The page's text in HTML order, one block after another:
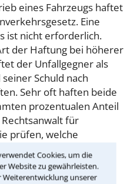
Cookies, um die
Website zu gewährleisten.
unserer
eines Fahrzeugs haftet
Eine
ist nicht erforderlich.
der Haftung bei höherer
der Unfallgegner als
Schuld nach
Sehr oft haften beide
prozentualen Anteil
für
prüfen, welche
zustehen.